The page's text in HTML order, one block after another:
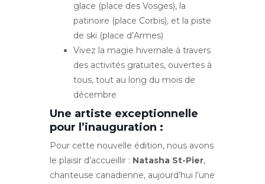
glace (place des Vosges), la
patinoire (place Corbis), et la piste
de ski (place d’Armes)
Vivez la magie hivernale à travers
des activités gratuites, ouvertes à
tous, tout au long du mois de
décembre
Une artiste exceptionnelle
pour l’inauguration :
Pour cette nouvelle édition, nous avons
le plaisir d’accueillir : Natasha St-Pier,
chanteuse canadienne, aujourd’hui l’une